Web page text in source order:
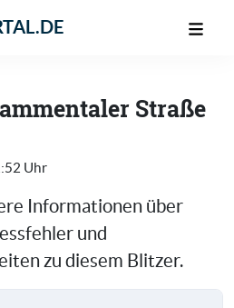
Straße
Uhr
Informationen über
und
zu diesem Blitzer.